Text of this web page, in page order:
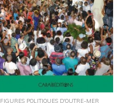
FIGURES POLITIQUES D'OUTRE-MER